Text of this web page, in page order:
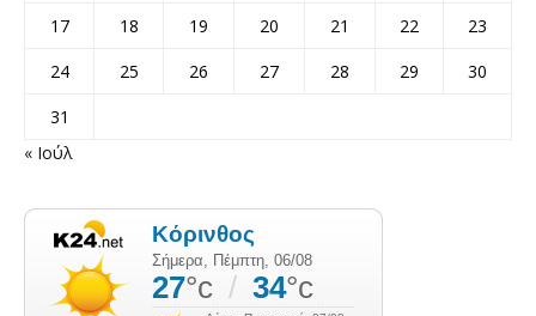
17
18 19 20 21 22
23
24
25 26 27 28 29
30
31
« Ιούλ